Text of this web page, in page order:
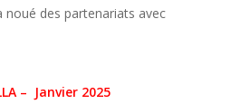
des partenariats avec
– Janvier 2025